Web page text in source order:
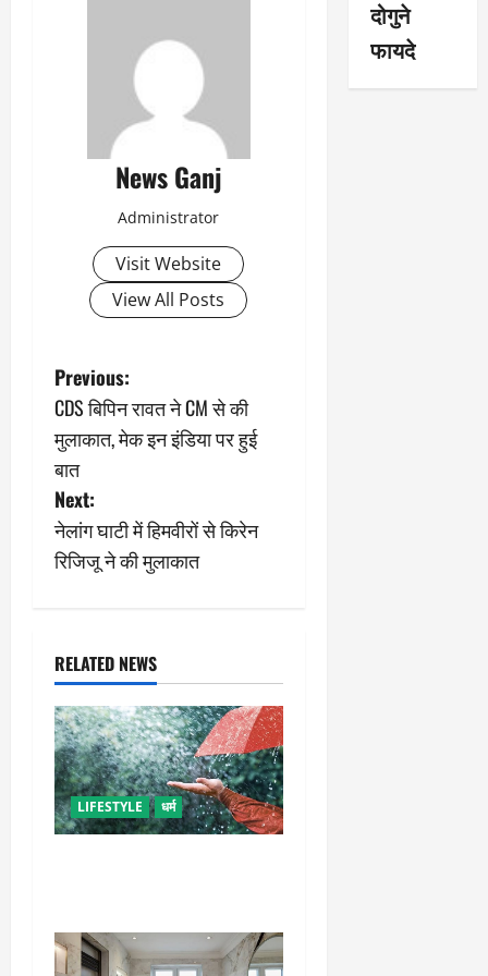
News Ganj
Administrator
Visit Website
View All Posts
P
o
s
t
n
v
i
g
a
t
o
Previous:
CDS बिपिन रावत ने CM से की
मुलाकात, मेक इन इंडिया पर हुई
बात
Next:
नेलांग घाटी में हिमवीरों से किरेन
रिजिजू ने की मुलाकात
RELATED NEWS
LIFESTYLE धर्म
दोगुने
फायदे